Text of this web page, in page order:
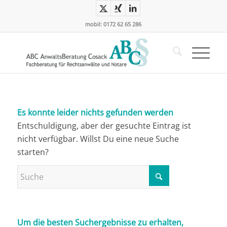
mobil: 0172 62 65 286
Es konnte leider nichts gefunden werden
Entschuldigung, aber der gesuchte Eintrag ist
nicht verfügbar. Willst Du eine neue Suche
starten?
Um die besten Suchergebnisse zu erhalten,